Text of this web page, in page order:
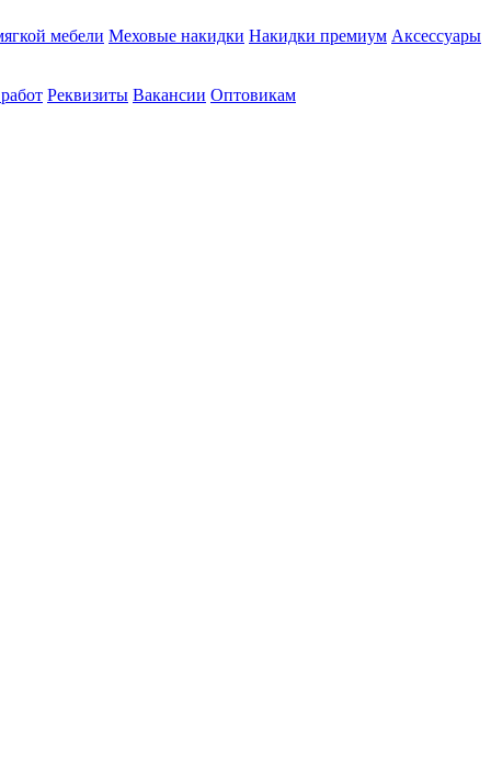
мебели Меховые накидки Накидки премиум Аксессуары
Реквизиты Вакансии Оптовикам